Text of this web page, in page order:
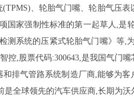
、轮胎气门嘴、轮胎气压
家强制性标准的第一起草人,是
系统的压紧式轮胎气门嘴》等,
,股票代码:300643,是我国气门
排气管路系统制造厂商,能够为
全球领先的汽车供应商,长期为